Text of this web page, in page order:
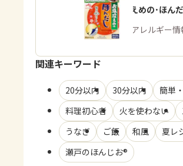
「お塩控えめの･ほんだ
商品・アレルギー情
関連キーワード
20分以内 30分以内
簡単
料理初心者
火を使わない
うなぎ
ご飯 和風 夏レ
瀬戸のほんじお®